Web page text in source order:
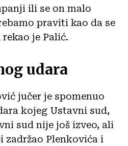
ili se on malo
praviti kao da se
je Palić.
udara
jučer je spomenuo
kojeg Ustavni sud,
sud nije još izveo, ali
zadržao Plenkovića i